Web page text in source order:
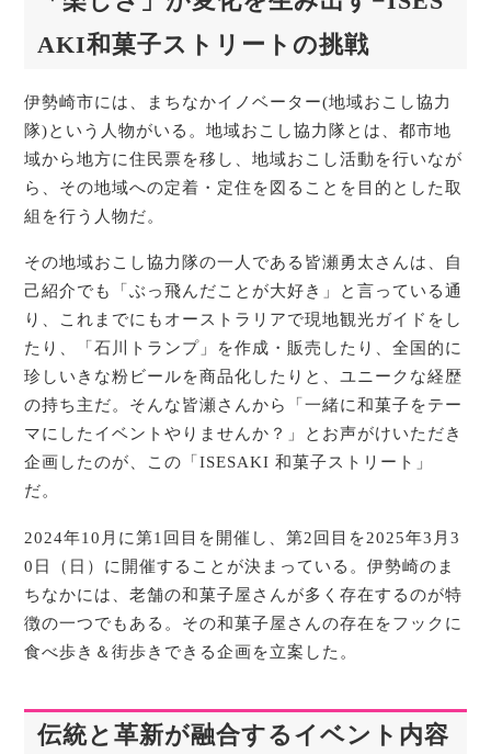
AKI和菓子ストリートの挑戦
伊勢崎市には、まちなかイノベーター(地域おこし協力
隊)という人物がいる。地域おこし協力隊とは、都市地
域から地方に住民票を移し、地域おこし活動を行いなが
ら、その地域への定着・定住を図ることを目的とした取
組を行う人物だ。
その地域おこし協力隊の一人である皆瀬勇太さんは、自
己紹介でも「ぶっ飛んだことが大好き」と言っている通
り、これまでにもオーストラリアで現地観光ガイドをし
たり、「石川トランプ」を作成・販売したり、全国的に
珍しいきな粉ビールを商品化したりと、ユニークな経歴
の持ち主だ。そんな皆瀬さんから「一緒に和菓子をテー
マにしたイベントやりませんか？」とお声がけいただき
企画したのが、この「ISESAKI 和菓子ストリート」
だ。
2024年10月に第1回目を開催し、第2回目を2025年3月3
0日（日）に開催することが決まっている。伊勢崎のま
ちなかには、老舗の和菓子屋さんが多く存在するのが特
徴の一つでもある。その和菓子屋さんの存在をフックに
食べ歩き＆街歩きできる企画を立案した。
伝統と革新が融合するイベント内容